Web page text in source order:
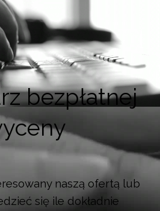
bezpłatnej
naszą ofertą lub
się ile dokładnie